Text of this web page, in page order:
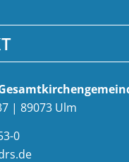
| 89073 Ulm
0